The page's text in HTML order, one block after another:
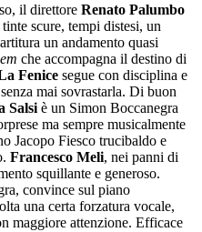
il direttore Renato Palumbo
scure, tempi distesi, un
un andamento quasi
che accompagna il destino di
Fenice segue con disciplina e
mai sovrastarla. Di buon
Salsi è un Simon Boccanegra
ma sempre musicalmente
Jacopo Fiesco trucibaldo e
Francesco Meli, nei panni di
squillante e generoso.
convince sul piano
una certa forzatura vocale,
maggiore attenzione. Efficace